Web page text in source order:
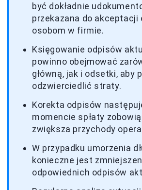
być dokładnie
przekazana do akceptacji
osobom w firmie.
Księgowanie odpisów
powinno obejmować
główną, jak i odsetki, aby
odzwierciedlić straty.
Korekta odpisów
momencie spłaty
zwiększa przychody
W przypadku umorzenia
konieczne jest
odpowiednich odpisów